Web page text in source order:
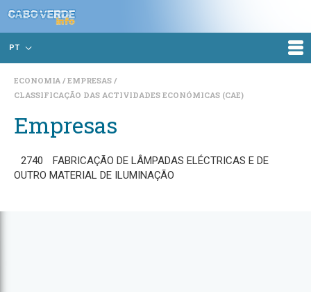
PT
ECONOMIA
EMPRESAS
CLASSIFICAÇÃO DAS ACTIVIDADES ECONÓMICAS (CAE)
Empresas
2740
FABRICAÇÃO DE LÂMPADAS ELÉCTRICAS E DE
OUTRO MATERIAL DE ILUMINAÇÃO